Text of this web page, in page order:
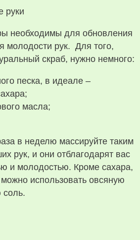
необходимы для обновления
молодости рук. Для того,
скраб, нужно немного:
песка, в идеале –
масла;
в неделю массируйте таким
рук, и они отблагодарят вас
и молодостью. Кроме сахара,
использовать овсяную
соль.